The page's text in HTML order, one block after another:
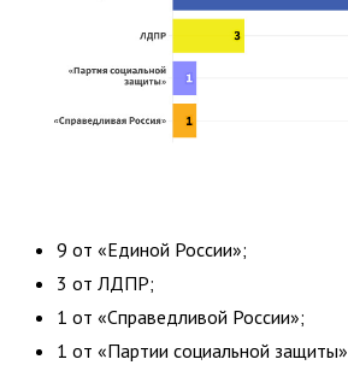
9 от «Единой России»;
3 от ЛДПР;
1 от «Справедливой России»;
1 от «Партии социальной защиты»